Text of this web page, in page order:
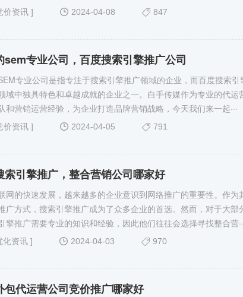
价资讯 ] 2024-04-08 847
sem专业公司，百度搜索引擎推广公司
专业公司是指专注于搜索引擎推广领域的企业，而百度搜索引
域中独具特色和卓越成就的企业之一。白手传媒作为专业的代运
和营销运营经验，为企业打造品牌营销战略，今天我们来一起···
价资讯 ] 2024-04-05 791
索引擎推广，整合营销公司哪家好
网的快速发展，越来越多的企业意识到网络推广的重要性。作为
广方式，搜索引擎推广成为了众多企业的首选。然而，对于大部
擎推广需要专业的知识和经验，因此他们往往会选择寻找整合营
化资讯 ] 2024-04-03 970
包代运营公司竞价推广哪家好